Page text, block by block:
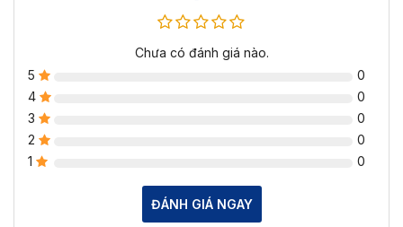
Chưa có đánh giá nào.
5
0
4
0
3
0
2
0
1
0
ĐÁNH GIÁ NGAY